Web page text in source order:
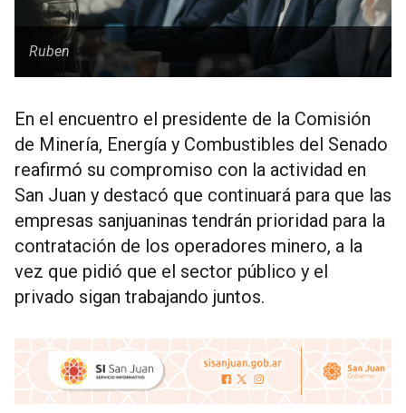
Ruben
En el encuentro el presidente de la Comisión
de Minería, Energía y Combustibles del Senado
reafirmó su compromiso con la actividad en
San Juan y destacó que continuará para que las
empresas sanjuaninas tendrán prioridad para la
contratación de los operadores minero, a la
vez que pidió que el sector público y el
privado sigan trabajando juntos.